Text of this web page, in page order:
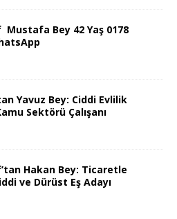
Bey 42 Yaş 0178
Yavuz Bey: Ciddi Evlilik
Sektörü Çalışanı
Hakan Bey: Ticaretle
ve Dürüst Eş Adayı